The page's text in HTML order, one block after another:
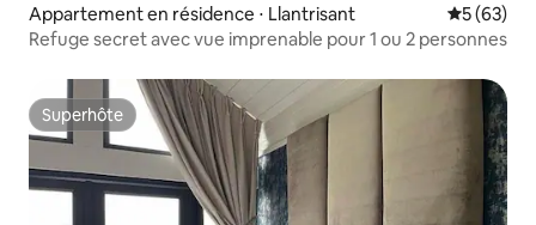
Appartement en résidence ⋅ Llantrisant
5 (63)
Refuge secret avec vue imprenable pour 1 ou 2 personnes
Superhôte
Superhôte